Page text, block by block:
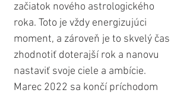
začiatok nového astrologického
roka. Toto je vždy energizujúci
moment, a zároveň je to skvelý čas
zhodnotiť doterajší rok a nanovu
nastaviť svoje ciele a ambície.
Marec 2022 sa končí príchodom